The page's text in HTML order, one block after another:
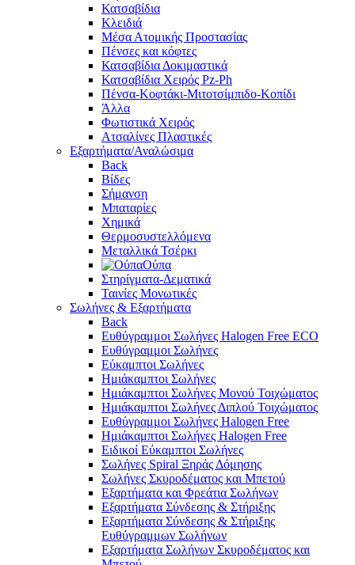
Κατσαβίδια
Κλειδιά
Μέσα Ατομικής Προστασίας
Πένσες και κόφτες
Κατσαβίδια Δοκιμαστικά
Κατσαβίδια Χειρός Pz-Ph
Πένσα-Κοφτάκι-Μιτοτσίμπιδο-Κοπίδι
Άλλα
Φωτιστικά Χειρός
Ατσαλίνες Πλαστικές
Εξαρτήματα/Αναλώσιμα
Back
Βίδες
Σήμανση
Μπαταρίες
Χημικά
Θερμοσυστελλόμενα
Μεταλλικά Τσέρκι
Ούπα
Στηρίγματα-Δεματικά
Ταινίες Μονωτικές
Σωλήνες & Εξαρτήματα
Back
Ευθύγραμμοι Σωλήνες Halogen Free ECO
Ευθύγραμμοι Σωλήνες
Εύκαμπτοι Σωλήνες
Ημιάκαμπτοι Σωλήνες
Ημιάκαμπτοι Σωλήνες Μονού Τοιχώματος
Ημιάκαμπτοι Σωλήνες Διπλού Τοιχώματος
Ευθύγραμμοι Σωλήνες Halogen Free
Ημιάκαμπτοι Σωλήνες Halogen Free
Ειδικοί Εύκαμπτοι Σωλήνες
Σωλήνες Spiral Ξηράς Δόμησης
Σωλήνες Σκυροδέματος και Μπετού
Εξαρτήματα και Φρεάτια Σωλήνων
Εξαρτήματα Σύνδεσης & Στήριξης
Εξαρτήματα Σύνδεσης & Στήριξης
Ευθύγραμμων Σωλήνων
Εξαρτήματα Σωλήνων Σκυροδέματος και